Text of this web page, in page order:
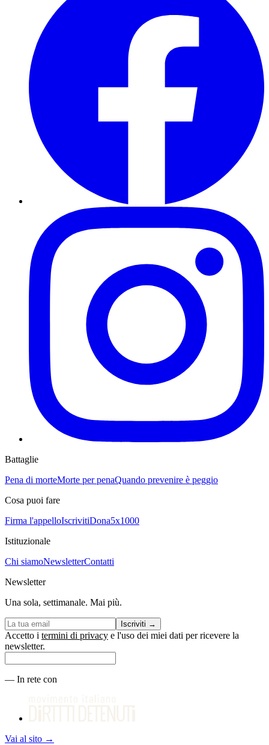
Battaglie
Pena di morteMorte per penaQuando prevenire è peggio
Cosa puoi fare
Firma l'appelloIscrivitiDona5x1000
Istituzionale
Chi siamoNewsletterContatti
Newsletter
Una sola, settimanale. Mai più.
Iscriviti →
Accetto i termini di privacy e l'uso dei miei dati per ricevere la
newsletter.
— In rete con
Vai al sito →